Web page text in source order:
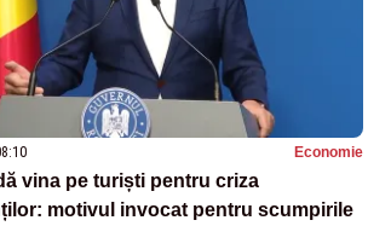
Economie
vina pe turiști pentru criza
motivul invocat pentru scumpirile